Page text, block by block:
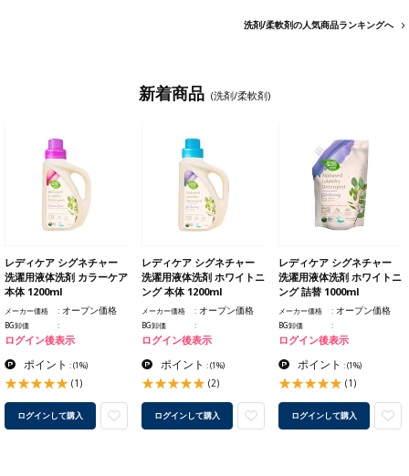
洗剤/柔軟剤の人気商品ランキングへ
新着商品 (洗剤/柔軟剤)
レディケア シグネチャー
洗濯用液体洗剤 カラーケア
本体 1200ml
メーカー価格 オープン価格
BG卸価
ログイン後表示
ポイント :(1%)
(1)
ログインして購入
レディケア シグネチャー
洗濯用液体洗剤 ホワイトニ
ング 本体 1200ml
メーカー価格 オープン価格
BG卸価
ログイン後表示
ポイント :(1%)
(2)
ログインして購入
レディケア シグネチャー
洗濯用液体洗剤 ホワイトニ
ング 詰替 1000ml
メーカー価格 オープン価格
BG卸価
ログイン後表示
ポイント :(1%)
(1)
ログインして購入